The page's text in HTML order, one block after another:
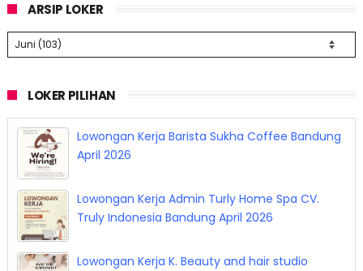
ARSIP LOKER
LOKER PILIHAN
Lowongan Kerja Barista Sukha Coffee Bandung
April 2026
Lowongan Kerja Admin Turly Home Spa CV.
Truly Indonesia Bandung April 2026
Lowongan Kerja K. Beauty and hair studio